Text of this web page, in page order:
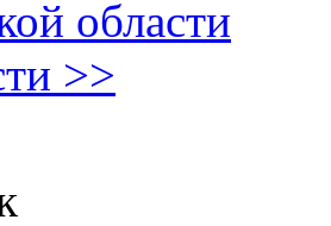
области
>>